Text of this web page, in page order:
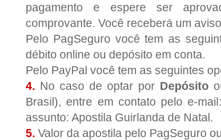
pagamento e espere ser
comprovante. Você receberá um
Pelo PagSeguro você tem as
débito online ou depósito em conta.
Pelo PayPal você tem as seguintes
4. No caso de optar por Depósito
Brasil), entre em contato pelo e-
assunto: Apostila Guirlanda de Natal.
5. Valor da apostila pelo PagSeguro